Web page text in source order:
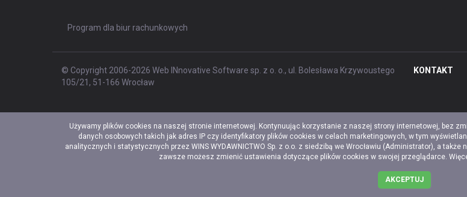
Program dla biur rachunkowych
© Copyright 2006-2026 Web INnovative Software sp. z o. o., ul. Bolesława Krzywoustego
105/21, 51-166 Wrocław
KONTAKT
Używamy plików cookies na naszej stronie internetowej. Kontynuując korzystanie z naszej strony internetowej, bez
danych osobowych takich jak adres IP czy identyfikatory plików cookies w celach marketingowych, w tym
analitycznych i statystycznych przez WINS WYDAWNICTWO Sp. z o.o. z siedzibą we Wrocławiu (Administrator), a
zawsze możesz zmienić ustawienia dotyczące plików cookies w swojej przeglądarce.
AKCEPTUJ